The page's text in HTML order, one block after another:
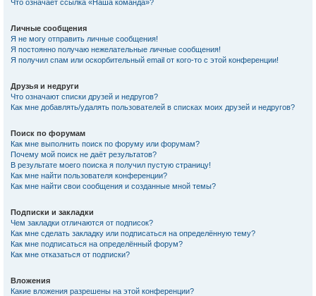
Что означает ссылка «Наша команда»?
Личные сообщения
Я не могу отправить личные сообщения!
Я постоянно получаю нежелательные личные сообщения!
Я получил спам или оскорбительный email от кого-то с этой конференции!
Друзья и недруги
Что означают списки друзей и недругов?
Как мне добавлять/удалять пользователей в списках моих друзей и недругов?
Поиск по форумам
Как мне выполнить поиск по форуму или форумам?
Почему мой поиск не даёт результатов?
В результате моего поиска я получил пустую страницу!
Как мне найти пользователя конференции?
Как мне найти свои сообщения и созданные мной темы?
Подписки и закладки
Чем закладки отличаются от подписок?
Как мне сделать закладку или подписаться на определённую тему?
Как мне подписаться на определённый форум?
Как мне отказаться от подписки?
Вложения
Какие вложения разрешены на этой конференции?